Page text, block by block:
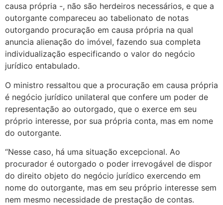
causa própria -, não são herdeiros necessários, e que a
outorgante compareceu ao tabelionato de notas
outorgando procuração em causa própria na qual
anuncia alienação do imóvel, fazendo sua completa
individualização especificando o valor do negócio
jurídico entabulado.
O ministro ressaltou que a procuração em causa própria
é negócio jurídico unilateral que confere um poder de
representação ao outorgado, que o exerce em seu
próprio interesse, por sua própria conta, mas em nome
do outorgante.
“Nesse caso, há uma situação excepcional. Ao
procurador é outorgado o poder irrevogável de dispor
do direito objeto do negócio jurídico exercendo em
nome do outorgante, mas em seu próprio interesse sem
nem mesmo necessidade de prestação de contas.